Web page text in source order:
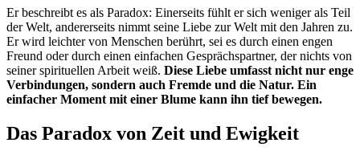
Er beschreibt es als Paradox: Einerseits fühlt er sich weniger als Teil
der Welt, andererseits nimmt seine Liebe zur Welt mit den Jahren zu.
Er wird leichter von Menschen berührt, sei es durch einen engen
Freund oder durch einen einfachen Gesprächspartner, der nichts von
seiner spirituellen Arbeit weiß. Diese Liebe umfasst nicht nur enge
Verbindungen, sondern auch Fremde und die Natur. Ein
einfacher Moment mit einer Blume kann ihn tief bewegen.
Das Paradox von Zeit und Ewigkeit